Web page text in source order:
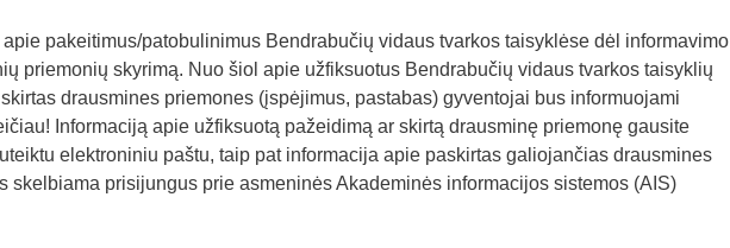
apie pakeitimus/patobulinimus Bendrabučių vidaus tvarkos taisyklėse dėl informavimo
priemonių skyrimą. Nuo šiol apie užfiksuotus Bendrabučių vidaus tvarkos taisyklių
drausmines priemones (įspėjimus, pastabas) gyventojai bus informuojami
Informaciją apie užfiksuotą pažeidimą ar skirtą drausminę priemonę gausite
elektroniniu paštu, taip pat informacija apie paskirtas galiojančias drausmines
skelbiama prisijungus prie asmeninės Akademinės informacijos sistemos (AIS)